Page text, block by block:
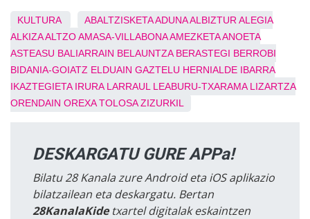
KULTURA ABALTZISKETAADUNAALBIZTUR ALEGIA
ALKIZAALTZOAMASA-VILLABONAAMEZKETAANOETA
ASTEASU BALIARRAIN BELAUNTZA BERASTEGI BERROBI
BIDANIA-GOIATZ ELDUAIN GAZTELU HERNIALDE IBARRA
IKAZTEGIETA IRURA LARRAUL LEABURU-TXARAMA LIZARTZA
ORENDAIN OREXA TOLOSA ZIZURKIL
DESKARGATU GURE APPa!
Bilatu 28 Kanala zure Android eta iOS aplikazio
bilatzailean eta deskargatu. Bertan
28KanalaKidetxartel digitalak eskaintzen